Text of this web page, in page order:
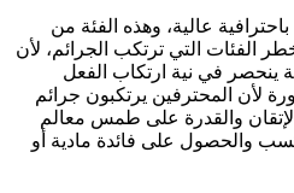
عالية، وهذه الفئة من
الفئات التي ترتكب الجرائم، لأن
ينحصر في نية ارتكاب الفعل
لأن المحترفين يرتكبون جرائم
والقدرة على طمس معالم
والحصول على فائدة مادية أو